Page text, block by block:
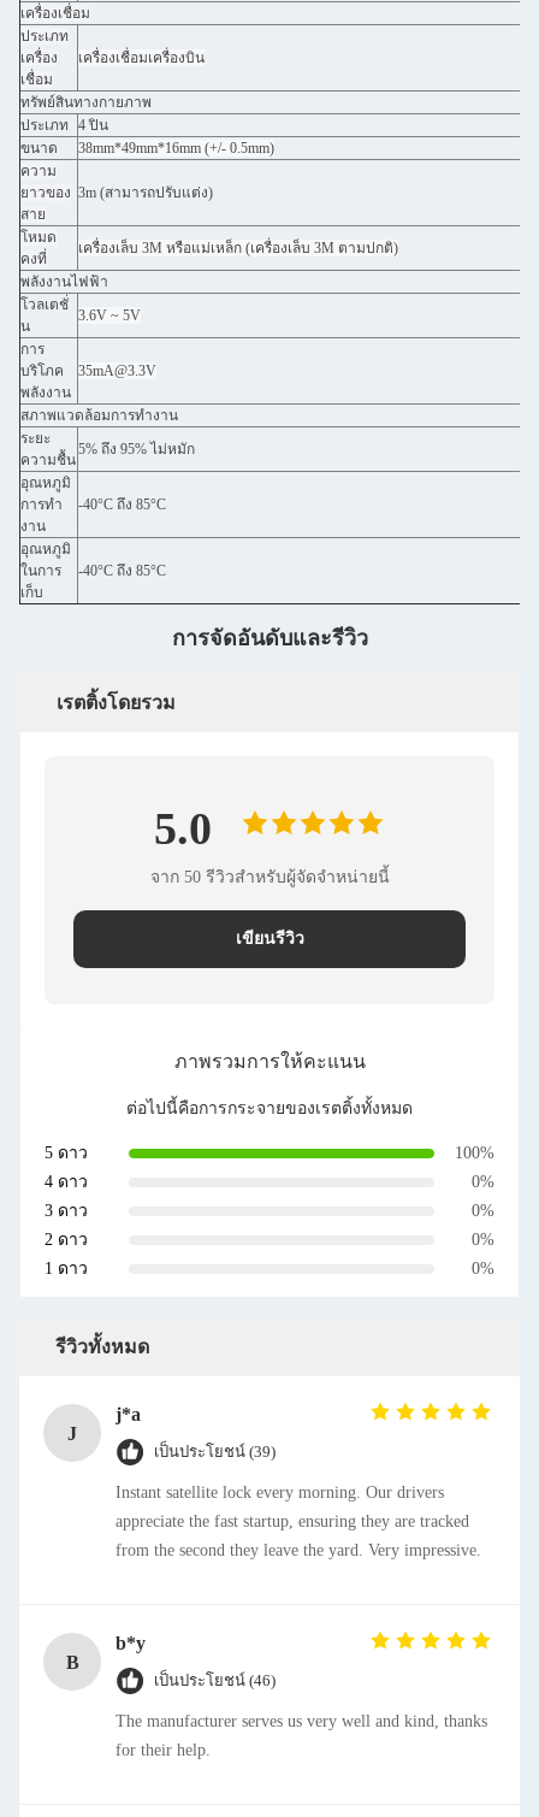
เครื่องเชื่อม
ประเภท
เครื่อง
เชื่อม
เครื่องเชื่อมเครื่องบิน
ทรัพย์สินทางกายภาพ
ประเภท
4 ปิน
ขนาด
38mm*49mm*16mm (+/- 0.5mm)
ความ
ยาวของ
สาย
3m (สามารถปรับแต่ง)
โหมด
คงที่
เครื่องเล็บ 3M หรือแม่เหล็ก (เครื่องเล็บ 3M ตามปกติ)
พลังงานไฟฟ้า
โวลเตชั่
น
3.6V ~ 5V
การ
บริโภค
พลังงาน
35mA@3.3V
สภาพแวดล้อมการทํางาน
ระยะ
ความชื้น
5% ถึง 95% ไม่หมัก
อุณหภูมิ
การทํา
งาน
-40°C ถึง 85°C
อุณหภูมิ
ในการ
เก็บ
-40°C ถึง 85°C
การจัดอันดับและรีวิว
เรตติ้งโดยรวม
5.0
จาก 50 รีวิวสําหรับผู้จัดจําหน่ายนี้
เขียนรีวิว
ภาพรวมการให้คะแนน
ต่อไปนี้คือการกระจายของเรตติ้งทั้งหมด
5 ดาว
100%
4 ดาว
0%
3 ดาว
0%
2 ดาว
0%
1 ดาว
0%
รีวิวทั้งหมด
J
j*a
เป็นประโยชน์ (39)
Instant satellite lock every morning. Our drivers
appreciate the fast startup, ensuring they are tracked
from the second they leave the yard. Very impressive.
B
b*y
เป็นประโยชน์ (46)
The manufacturer serves us very well and kind, thanks
for their help.